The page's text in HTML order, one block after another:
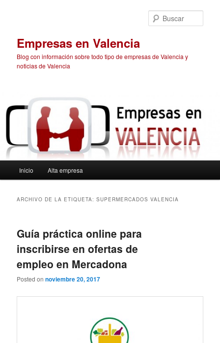
Empresas en Valencia
Blog con información sobre todo tipo de empresas de Valencia y
noticias de Valencia
principal
Inicio Alta empresa
ARCHIVO DE LA ETIQUETA:SUPERMERCADOS VALENCIA
Guía práctica online para
inscribirse en ofertas de
empleo en Mercadona
Posted onnoviembre 20, 2017